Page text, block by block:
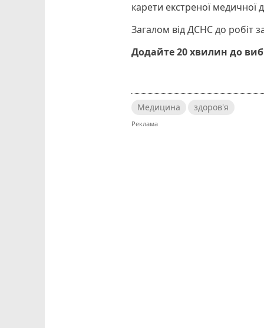
карети екстреної
Загалом від ДСНС до робіт
Додайте 20 хвилин до
Медицина здоров'я